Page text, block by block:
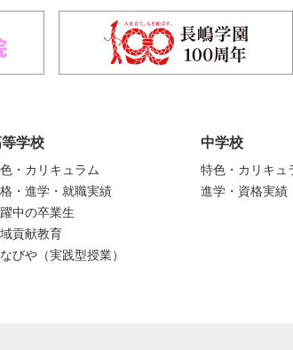
学校
・カリキュラム
・進学・就職実績
中の卒業生
貢献教育
びや（実践型授業）
中学校
特色・カリキュ
進学・資格実績